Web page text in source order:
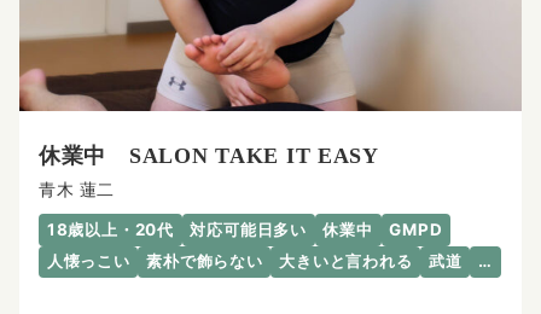
休業中 SALON TAKE IT EASY
青木 蓮二
18歳以上・20代 対応可能日多い 休業中
GMPD
人懐っこい
素朴で飾らない 大きいと言われる 武道 …